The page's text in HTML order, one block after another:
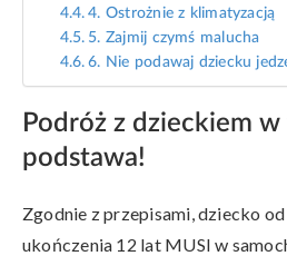
4. Ostrożnie z klimatyzacją
5. Zajmij czymś malucha
6. Nie podawaj dziecku
Podróż z dzieckiem
podstawa!
Zgodnie z przepisami, dziecko
ukończenia 12 lat MUSI w